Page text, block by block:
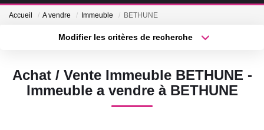
Nos Biens Loués
Accueil A vendre Immeuble BETHUNE
Modifier les critères de recherche
Sélectionnez...
Type de bien
Surface min
Achat / Vente Immeuble BETHUNE -
Immeuble a vendre à BETHUNE